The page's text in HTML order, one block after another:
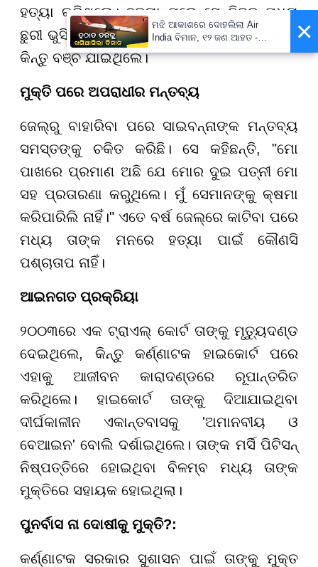
ହତ୍ୟା କରିଥିଲେ। ହତ୍ୟା ପରେ ସେ ନିଜକୁ ମଧ୍ୟ
ଛୁରୀ ଭୁସି ଆତ୍ମହତ୍ୟା କରିବାକୁ ଚେଷ୍ଟା କରିଥିଲେ,
କିନ୍ତୁ ବଞ୍ଚି ଯାଇଥିଲେ।
ମୁକ୍ତି ପରେ ଅପରାଧୀର ମନ୍ତବ୍ୟ
ଜେଲ୍ରୁ ବାହାରିବା ପରେ ସାଇବନ୍ନାଙ୍କ ମନ୍ତବ୍ୟ
ସମସ୍ତଙ୍କୁ ଚକିତ କରିଛି। ସେ କହିଛନ୍ତି, "ମୋ
ପାଖରେ ପ୍ରମାଣ ଅଛି ଯେ ମୋର ଦୁଇ ପତ୍ନୀ ମୋ
ସହ ପ୍ରତାରଣା କରୁଥିଲେ। ମୁଁ ସେମାନଙ୍କୁ କ୍ଷମା
କରିପାରିଲି ନାହିଁ।" ଏତେ ବର୍ଷ ଜେଲ୍ରେ କାଟିବା ପରେ
ମଧ୍ୟ ତାଙ୍କ ମନରେ ହତ୍ୟା ପାଇଁ କୌଣସି
ପଶ୍ଚାତାପ ନାହିଁ।
ଆଇନଗତ ପ୍ରକ୍ରିୟା
୨୦୦୩ରେ ଏକ ଟ୍ରାଏଲ୍ କୋର୍ଟ ତାଙ୍କୁ ମୃତ୍ୟୁଦଣ୍ଡ
ଦେଇଥିଲେ, କିନ୍ତୁ କର୍ଣ୍ଣାଟକ ହାଇକୋର୍ଟ ପରେ
ଏହାକୁ ଆଜୀବନ କାରାଦଣ୍ଡରେ ରୂପାନ୍ତରିତ
କରିଥିଲେ। ହାଇକୋର୍ଟ ତାଙ୍କୁ ଦିଆଯାଇଥିବା
ଦୀର୍ଘକାଳୀନ ଏକାନ୍ତବାସକୁ 'ଅମାନବୀୟ ଓ
ବେଆଇନ' ବୋଲି ଦର୍ଶାଇଥିଲେ। ତାଙ୍କ ମର୍ସି ପିଟିସନ୍
ନିଷ୍ପତ୍ତିରେ ହୋଇଥିବା ବିଳମ୍ବ ମଧ୍ୟ ତାଙ୍କ
ମୁକ୍ତିରେ ସହାୟକ ହୋଇଥିଲା।
ପୁନର୍ବାସ ନା ଦୋଷୀକୁ ମୁକ୍ତି?:
କର୍ଣ୍ଣାଟକ ସରକାର ସୁଶାସନ ପାଇଁ ତାଙ୍କୁ ମୁକ୍ତ
×
ମଝି ଆକାଶରେ ଦୋହଲିଲା Air
India ବିମାନ, ୧୨ ଜଣ ଆହତ -
PrameyaNews7